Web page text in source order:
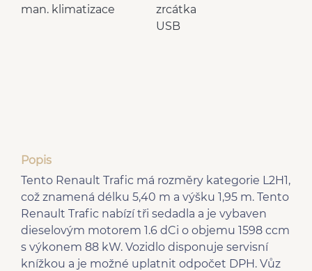
zrcátka
man. klimatizace
USB
Popis
Tento Renault Trafic má rozměry kategorie L2H1,
což znamená délku 5,40 m a výšku 1,95 m. Tento
Renault Trafic nabízí tři sedadla a je vybaven
dieselovým motorem 1.6 dCi o objemu 1598 ccm
s výkonem 88 kW. Vozidlo disponuje servisní
knížkou a je možné uplatnit odpočet DPH. Vůz